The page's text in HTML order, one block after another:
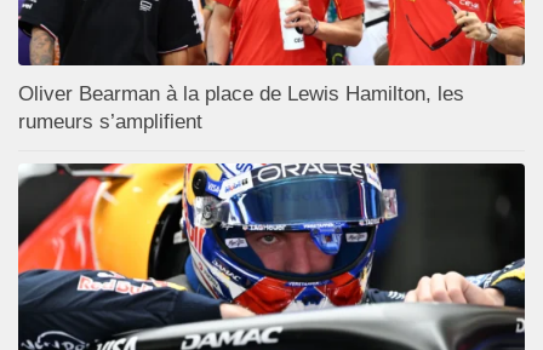
Oliver Bearman à la place de Lewis Hamilton, les
rumeurs s’amplifient